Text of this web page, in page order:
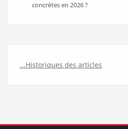
concrètes en 2026 ?
...Historiques des articles